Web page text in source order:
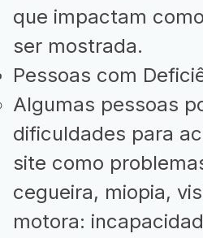
que impactam
ser mostrada.
Pessoas com
Algumas pessoas
dificuldades para
site como
cegueira, miopia,
motora: